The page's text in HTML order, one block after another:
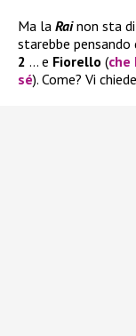
Ma la Rainon sta di
starebbe
2 … e Fiorello (che
sé). Come? Vi